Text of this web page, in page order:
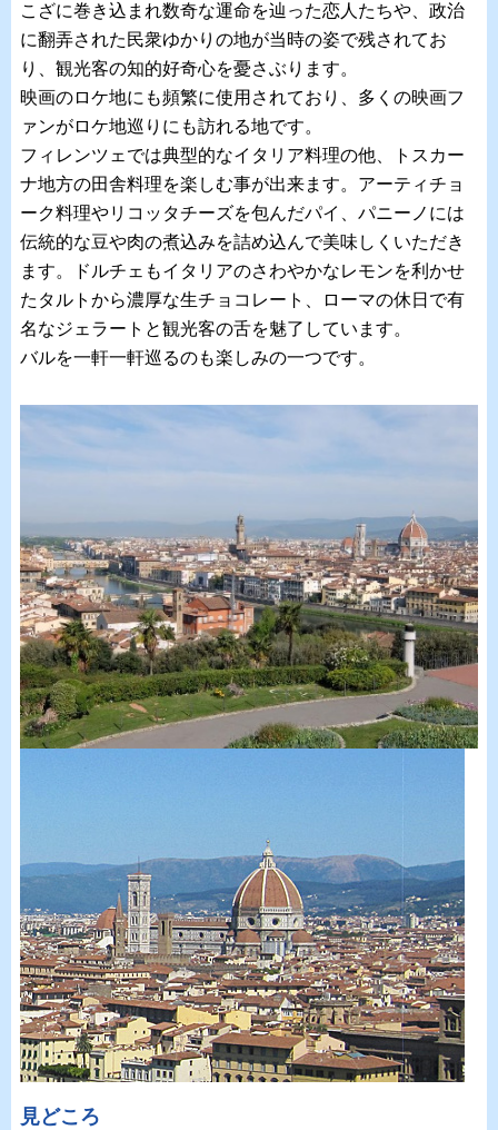
こざに巻き込まれ数奇な運命を辿った恋人たちや、政治
に翻弄された民衆ゆかりの地が当時の姿で残されてお
り、観光客の知的好奇心を憂さぶります。
映画のロケ地にも頻繁に使用されており、多くの映画フ
ァンがロケ地巡りにも訪れる地です。
フィレンツェでは典型的なイタリア料理の他、トスカー
ナ地方の田舎料理を楽しむ事が出来ます。アーティチョ
ーク料理やリコッタチーズを包んだパイ、パニーノには
伝統的な豆や肉の煮込みを詰め込んで美味しくいただき
ます。ドルチェもイタリアのさわやかなレモンを利かせ
たタルトから濃厚な生チョコレート、ローマの休日で有
名なジェラートと観光客の舌を魅了しています。
バルを一軒一軒巡るのも楽しみの一つです。
見どころ